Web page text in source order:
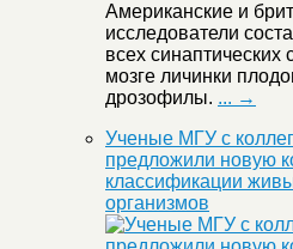
Американские и
исследователи
всех синаптических
мозге личинки
дрозофилы. ... →
Ученые МГУ с
предложили новую
классификации
организмов